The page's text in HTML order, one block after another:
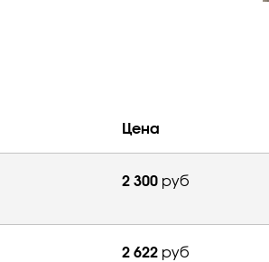
Цена
2 300 руб
2 622 руб